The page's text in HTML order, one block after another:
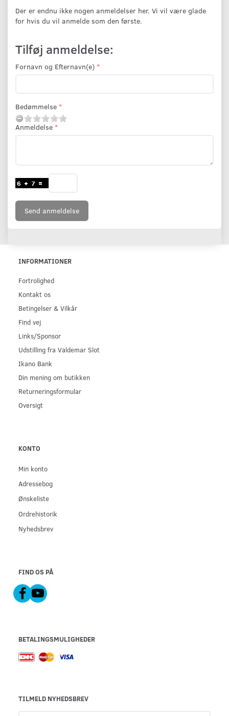
Der er endnu ikke nogen anmeldelser her. Vi vil være glade
for hvis du vil anmelde som den første.
Tilføj anmeldelse:
Fornavn og Efternavn(e)
Bedømmelse
Anmeldelse
Send anmeldelse
INFORMATIONER
Fortrolighed
Kontakt os
Betingelser & Vilkår
Find vej
Links/Sponsor
Udstilling fra Valdemar Slot
Ikano Bank
Din mening om butikken
Returneringsformular
Oversigt
KONTO
Min konto
Adressebog
Ønskeliste
Ordrehistorik
Nyhedsbrev
FIND OS PÅ
BETALINGSMULIGHEDER
TILMELD NYHEDSBREV